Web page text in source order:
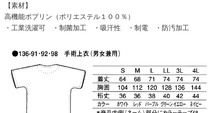
【素材】
高機能ポプリン（ポリエステル１００％）
・工業洗濯可 ・制菌加工 ・吸汗性 ・制電 ・防汚加工